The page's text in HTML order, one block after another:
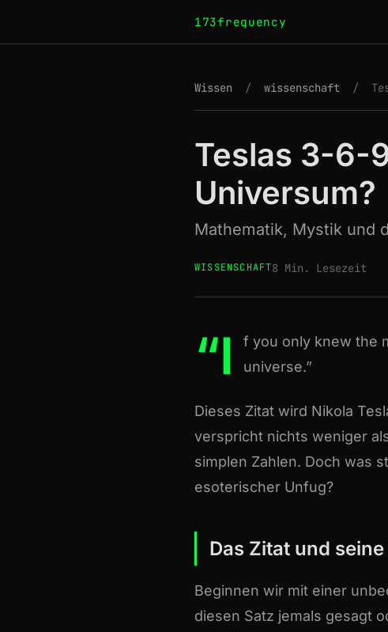
173frequency
Wissen / wissenschaft /
Teslas 3-6-
Universum?
Mathematik, Mystik und
WISSENSCHAFT8 Min. Lesezeit
“I
f you only knew the
universe.”
Dieses Zitat wird Nikola
verspricht nichts weniger
simplen Zahlen. Doch was
esoterischer Unfug?
Das Zitat und
Beginnen wir mit einer
diesen Satz jemals gesagt